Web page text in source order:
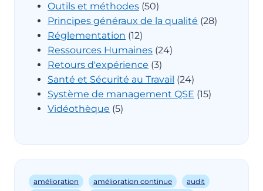
Outils et méthodes (50)
Principes généraux de la qualité (28)
Réglementation (12)
Ressources Humaines (24)
Retours d'expérience (3)
Santé et Sécurité au Travail (24)
Système de management QSE (15)
Vidéothèque (5)
amélioration amélioration continue
audit